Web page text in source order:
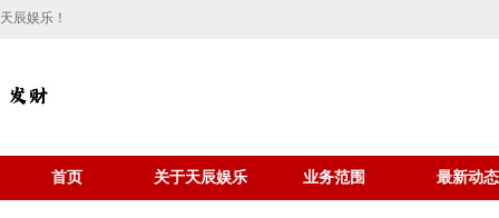
天辰娱乐！
首页 关于天辰娱乐 业务范围 最新动态